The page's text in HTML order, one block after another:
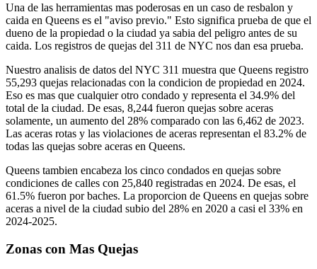
Una de las herramientas mas poderosas en un caso de resbalon y
caida en Queens es el "aviso previo." Esto significa prueba de que el
dueno de la propiedad o la ciudad ya sabia del peligro antes de su
caida. Los registros de quejas del 311 de NYC nos dan esa prueba.
Nuestro analisis de datos del NYC 311 muestra que Queens registro
55,293 quejas relacionadas con la condicion de propiedad en 2024.
Eso es mas que cualquier otro condado y representa el 34.9% del
total de la ciudad. De esas, 8,244 fueron quejas sobre aceras
solamente, un aumento del 28% comparado con las 6,462 de 2023.
Las aceras rotas y las violaciones de aceras representan el 83.2% de
todas las quejas sobre aceras en Queens.
Queens tambien encabeza los cinco condados en quejas sobre
condiciones de calles con 25,840 registradas en 2024. De esas, el
61.5% fueron por baches. La proporcion de Queens en quejas sobre
aceras a nivel de la ciudad subio del 28% en 2020 a casi el 33% en
2024-2025.
Zonas con Mas Quejas